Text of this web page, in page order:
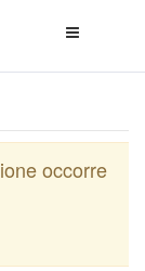
di
occorre